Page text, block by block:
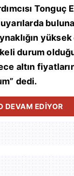
Tonguç
durum
altın
dedi.
DEVAM EDİYOR